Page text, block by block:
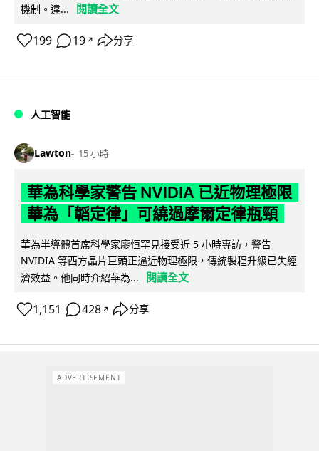
機制。違...
閱讀全文
199 19 ↗ 分享
人工智能
Lawton 15 小時
華為科學家警告 NVIDIA 已近物理極限
華為「韜定律」可繞過摩爾定律瓶頸
華為半導體首席科學家廖恒罕見接受近 5 小時專訪，警告
NVIDIA 等西方晶片巨頭正逼近物理極限，傳統製程升級已失經
濟效益。他同時介紹華為...
閱讀全文
1,151 428 ↗ 分享
ADVERTISEMENT